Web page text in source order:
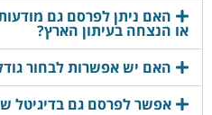
האם ניתן לפרסם גם
או הנצחה בעיתון הארץ?
האם יש אפשרות לבחור
אפשר לפרסם גם בדיגיטל